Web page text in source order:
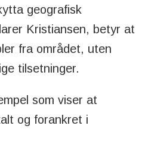
geografisk
Kristiansen, betyr at
fra området, uten
tilsetninger.
som viser at
og forankret i